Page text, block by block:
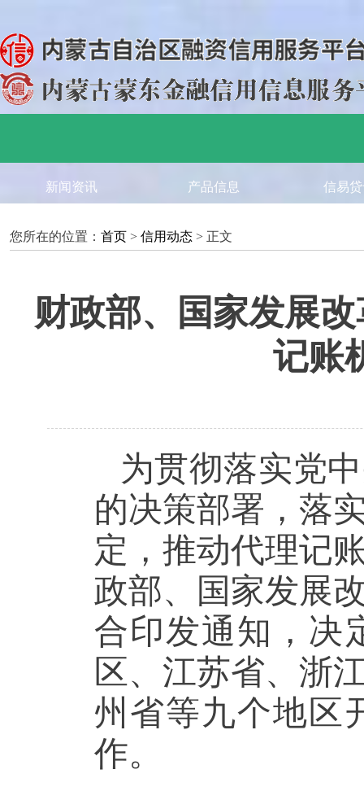
新闻资讯 产品信息 信易
您所在的位置： 首页 > 信用动态 > 正文
财政部、国家发展
记账
为贯彻落实党
的决策部署，落
定，推动代理记
政部、国家发展
合印发通知，决
区、江苏省、浙
州省等九个地区
作。